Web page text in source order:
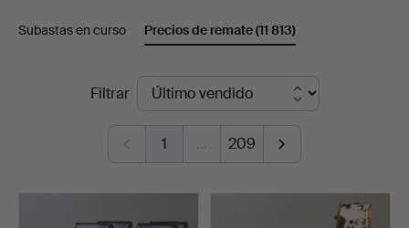
en
Auktionskammare
Subastas en curso Precios de remate(11 813)
Filtrar
1 … 209